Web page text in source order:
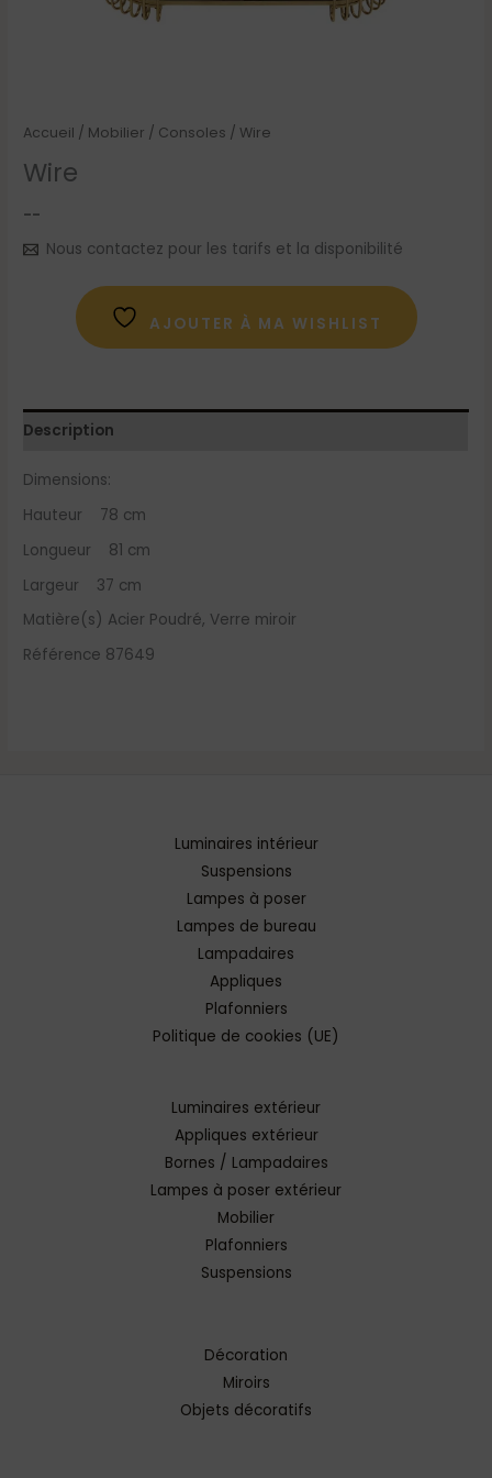
Accueil / Mobilier / Consoles / Wire
Wire
--
Nous contactez pour les tarifs et la disponibilité
AJOUTER À MA WISHLIST
Description
Dimensions:
Hauteur 78 cm
Longueur 81 cm
Largeur 37 cm
Matière(s) Acier Poudré, Verre miroir
Référence 87649
Luminaires intérieur
Suspensions
Lampes à poser
Lampes de bureau
Lampadaires
Appliques
Plafonniers
Politique de cookies (UE)
Luminaires extérieur
Appliques extérieur
Bornes / Lampadaires
Lampes à poser extérieur
Mobilier
Plafonniers
Suspensions
Décoration
Miroirs
Objets décoratifs